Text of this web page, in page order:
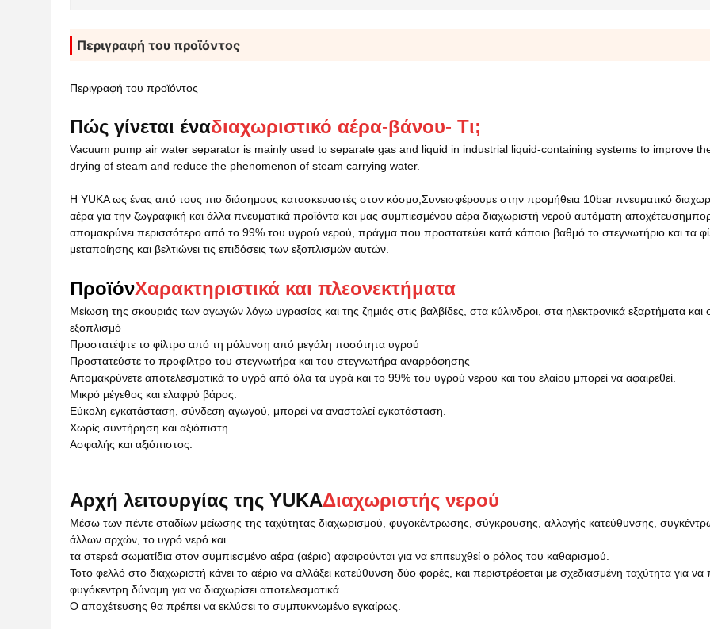
Περιγραφή του προϊόντος
Περιγραφή του προϊόντος
Πώς γίνεται έναδιαχωριστικό αέρα-βάνου- Τι;
Vacuum pump air water separator is mainly used to separate gas and liquid in industrial liquid-containing systems to improve
drying of steam and reduce the phenomenon of steam carrying water.
Η YUKA ως ένας από τους πιο διάσημους κατασκευαστές στον κόσμο,Συνεισφέρουμε στην προμήθεια 10bar πνευματικό
αέρα για την ζωγραφική και άλλα πνευματικά προϊόντα και μας συμπιεσμένου αέρα διαχωριστή νερού αυτόματη αποχέτευση
απομακρύνει περισσότερο από το 99% του υγρού νερού, πράγμα που προστατεύει κατά κάποιο βαθμό το στεγνωτήριο και τα
μεταποίησης και βελτιώνει τις επιδόσεις των εξοπλισμών αυτών.
ΠροϊόνΧαρακτηριστικά και πλεονεκτήματα
Μείωση της σκουριάς των αγωγών λόγω υγρασίας και της ζημιάς στις βαλβίδες, στα κύλινδροι, στα ηλεκτρονικά εξαρτήματα και
εξοπλισμό
Προστατέψτε το φίλτρο από τη μόλυνση από μεγάλη ποσότητα υγρού
Προστατεύστε το προφίλτρο του στεγνωτήρα και του στεγνωτήρα αναρρόφησης
Απομακρύνετε αποτελεσματικά το υγρό από όλα τα υγρά και το 99% του υγρού νερού και του ελαίου μπορεί να αφαιρεθεί.
Μικρό μέγεθος και ελαφρύ βάρος.
Εύκολη εγκατάσταση, σύνδεση αγωγού, μπορεί να ανασταλεί εγκατάσταση.
Χωρίς συντήρηση και αξιόπιστη.
Ασφαλής και αξιόπιστος.
Αρχή λειτουργίας της YUKAΔιαχωριστής νερού
Μέσω των πέντε σταδίων μείωσης της ταχύτητας διαχωρισμού, φυγοκέντρωσης, σύγκρουσης, αλλαγής κατεύθυνσης,
άλλων αρχών, το υγρό νερό και
τα στερεά σωματίδια στον συμπιεσμένο αέρα (αέριο) αφαιρούνται για να επιτευχθεί ο ρόλος του καθαρισμού.
Τοτο φελλό στο διαχωριστή κάνει το αέριο να αλλάξει κατεύθυνση δύο φορές, και περιστρέφεται με σχεδιασμένη ταχύτητα για να
φυγόκεντρη δύναμη για να διαχωρίσει αποτελεσματικά
Ο αποχέτευσης θα πρέπει να εκλύσει το συμπυκνωμένο εγκαίρως.